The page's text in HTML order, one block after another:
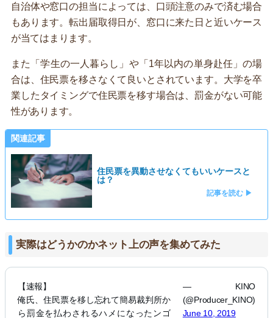
自治体や窓口の担当によっては、口頭注意のみで済む場合
もあります。転出届取得日が、窓口に来た日と近いケース
が当てはまります。
また「学生の一人暮らし」や「1年以内の単身赴任」の場
合は、住民票を移さなくて良いとされています。大学を卒
業したタイミングで住民票を移す場合は、罰金がない可能
性があります。
関連記事
住民票を異動させなくてもいいケースと
は？
記事を読む ▶
実際はどうかのかネット上の声を集めてみた
【速報】
俺氏、住民票を移し忘れて簡易裁判所か
ら罰金を払わされるハメになったンゴ
— KINO
(@Producer_KINO)
June 10, 2019